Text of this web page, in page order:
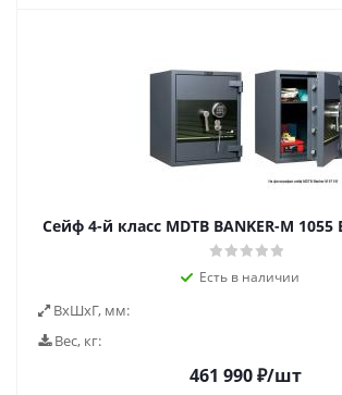
Сейф 4-й класс MDTB BANKER-M 1055
Есть в наличии
ВxШxГ, мм:
Вес, кг:
461 990₽/шт